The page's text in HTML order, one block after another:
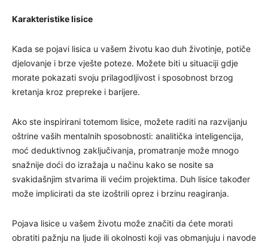
Karakteristike lisice
Kada se pojavi lisica u vašem životu kao duh životinje, potiče
djelovanje i brze vješte poteze. Možete biti u situaciji gdje
morate pokazati svoju prilagodljivost i sposobnost brzog
kretanja kroz prepreke i barijere.
Ako ste inspirirani totemom lisice, možete raditi na razvijanju
oštrine vaših mentalnih sposobnosti: analitička inteligencija,
moć deduktivnog zaključivanja, promatranje može mnogo
snažnije doći do izražaja u načinu kako se nosite sa
svakidašnjim stvarima ili većim projektima. Duh lisice također
može implicirati da ste izoštrili oprez i brzinu reagiranja.
Pojava lisice u vašem životu može značiti da ćete morati
obratiti pažnju na ljude ili okolnosti koji vas obmanjuju i navode